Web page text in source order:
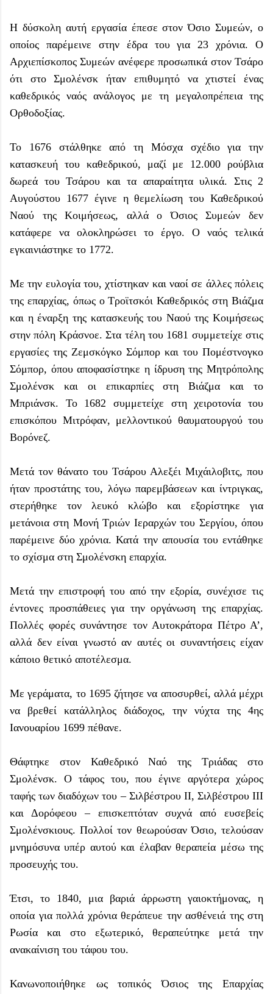
Η δύσκολη αυτή εργασία έπεσε στον Όσιο Συμεών, ο
οποίος παρέμεινε στην έδρα του για 23 χρόνια. Ο
Αρχιεπίσκοπος Συμεών ανέφερε προσωπικά στον Τσάρο
ότι στο Σμολένσκ ήταν επιθυμητό να χτιστεί ένας
καθεδρικός ναός ανάλογος με τη μεγαλοπρέπεια της
Ορθοδοξίας.
Το 1676 στάλθηκε από τη Μόσχα σχέδιο για την
κατασκευή του καθεδρικού, μαζί με 12.000 ρούβλια
δωρεά του Τσάρου και τα απαραίτητα υλικά. Στις 2
Αυγούστου 1677 έγινε η θεμελίωση του Καθεδρικού
Ναού της Κοιμήσεως, αλλά ο Όσιος Συμεών δεν
κατάφερε να ολοκληρώσει το έργο. Ο ναός τελικά
εγκαινιάστηκε το 1772.
Με την ευλογία του, χτίστηκαν και ναοί σε άλλες πόλεις
της επαρχίας, όπως ο Τροϊτσκόι Καθεδρικός στη Βιάζμα
και η έναρξη της κατασκευής του Ναού της Κοιμήσεως
στην πόλη Κράσνοε. Στα τέλη του 1681 συμμετείχε στις
εργασίες της Ζεμσκόγκο Σόμπορ και του Πομέστνογκο
Σόμπορ, όπου αποφασίστηκε η ίδρυση της Μητρόπολης
Σμολένσκ και οι επικαρπίες στη Βιάζμα και το
Μπριάνσκ. Το 1682 συμμετείχε στη χειροτονία του
επισκόπου Μιτρόφαν, μελλοντικού θαυματουργού του
Βορόνεζ.
Μετά τον θάνατο του Τσάρου Αλεξέι Μιχάιλοβιτς, που
ήταν προστάτης του, λόγω παρεμβάσεων και ίντριγκας,
στερήθηκε τον λευκό κλώβο και εξορίστηκε για
μετάνοια στη Μονή Τριών Ιεραρχών του Σεργίου, όπου
παρέμεινε δύο χρόνια. Κατά την απουσία του εντάθηκε
το σχίσμα στη Σμολένσκη επαρχία.
Μετά την επιστροφή του από την εξορία, συνέχισε τις
έντονες προσπάθειες για την οργάνωση της επαρχίας.
Πολλές φορές συνάντησε τον Αυτοκράτορα Πέτρο Α’,
αλλά δεν είναι γνωστό αν αυτές οι συναντήσεις είχαν
κάποιο θετικό αποτέλεσμα.
Με γεράματα, το 1695 ζήτησε να αποσυρθεί, αλλά μέχρι
να βρεθεί κατάλληλος διάδοχος, την νύχτα της 4ης
Ιανουαρίου 1699 πέθανε.
Θάφτηκε στον Καθεδρικό Ναό της Τριάδας στο
Σμολένσκ. Ο τάφος του, που έγινε αργότερα χώρος
ταφής των διαδόχων του – Σιλβέστρου II, Σιλβέστρου III
και Δορόφεου – επισκεπτόταν συχνά από ευσεβείς
Σμολένσκιους. Πολλοί τον θεωρούσαν Όσιο, τελούσαν
μνημόσυνα υπέρ αυτού και έλαβαν θεραπεία μέσω της
προσευχής του.
Έτσι, το 1840, μια βαριά άρρωστη γαιοκτήμονας, η
οποία για πολλά χρόνια θεράπευε την ασθένειά της στη
Ρωσία και στο εξωτερικό, θεραπεύτηκε μετά την
ανακαίνιση του τάφου του.
Κανωνοποιήθηκε ως τοπικός Όσιος της Επαρχίας